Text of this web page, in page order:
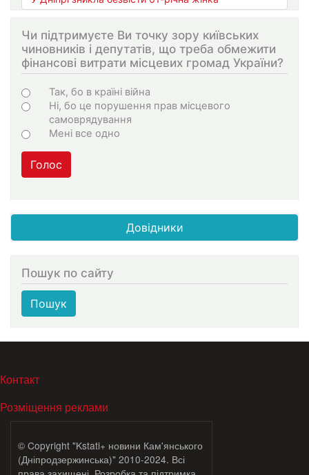
Чи підтримуєте Ви точку зору київських
чиновників і депутатів, що треба обмежити
фінансові витрати місцевих громад України?
Choices
Так, бо в країні війна
Ні, бо це порушення прав місцевого
самоврядування
Мені все одно
Голос
Довідники
Пошук по сайту
Пошук
МЕНЮ В ПОДВАЛЕ
Контакт
Розміщення реклами
© Copyright "Kstati+ новини Кам'янського
(Дніпродзержинська)" 2010-2024. Всі